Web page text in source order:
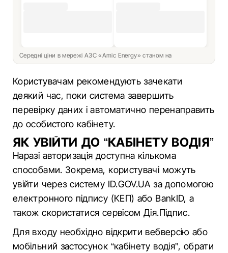
Середні ціни в мережі АЗС «Amic Energy» станом на
Користувачам рекомендують зачекати
деякий час, поки система завершить
перевірку даних і автоматично перенаправить
до особистого кабінету.
ЯК УВІЙТИ ДО “КАБІНЕТУ ВОДІЯ”
Наразі авторизація доступна кількома
способами. Зокрема, користувачі можуть
увійти через систему ID.GOV.UA за допомогою
електронного підпису (КЕП) або BankID, а
також скористатися сервісом Дія.Підпис.
Для входу необхідно відкрити вебверсію або
мобільний застосунок “кабінету водія”, обрати